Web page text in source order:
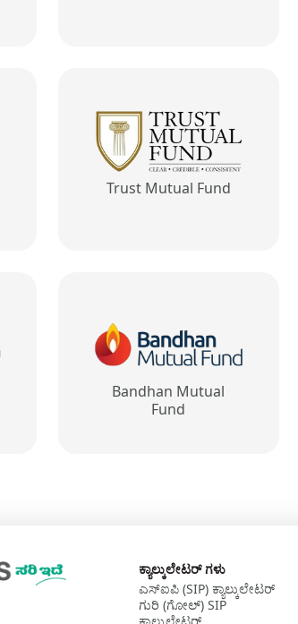
Trust Mutual Fund
Bandhan Mutual
Fund
ಕ್ಯಾಲ್ಕುಲೇಟರ್ ಗಳು
ಎಸ್‌ಐಪಿ (SIP) ಕ್ಯಾಲ್ಕುಲೇಟರ್
ಗುರಿ (ಗೋಲ್) SIP